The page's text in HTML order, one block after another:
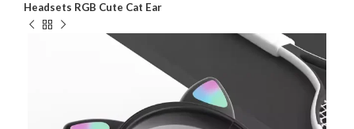
Headsets RGB Cute Cat Ear